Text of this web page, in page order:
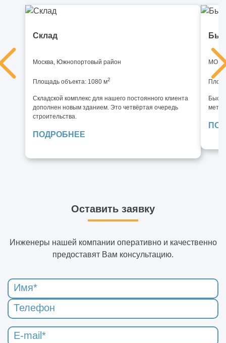
Склад
Москва, Южнопортовый район
Площадь объекта: 1080 м2
Складской комплекс для нашего постоянного клиента
дополнен новым зданием. Это четвёртая очередь
строительства.
ПОДРОБНЕЕ
МО,
Оставить заявку
Инженеры нашей компании оперативно и качественно
предоставят Вам консультацию.